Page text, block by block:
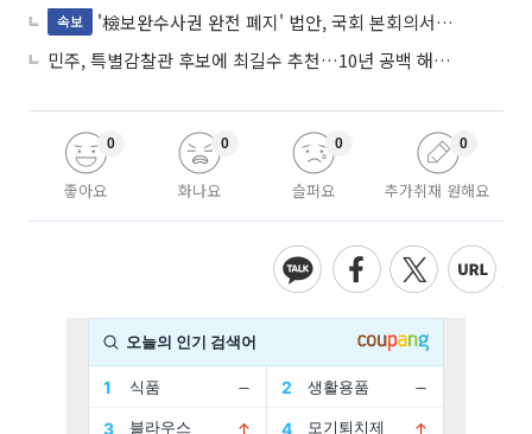
속보
'檢보완수사권 완전 폐지' 법안, 국회 본회의서 민주당 주도 통과
민주, 특별감찰관 후보에 최길수 추천…10년 공백 해소 속도
좋아요
0
화나요
0
슬퍼요
0
추가취재 원해요
0